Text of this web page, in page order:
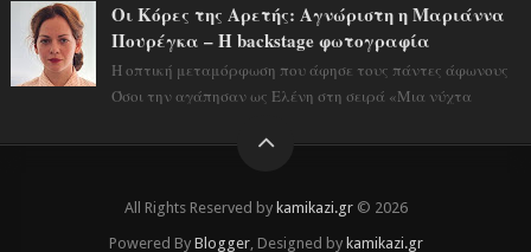
Οι Κόρες της Αρετής: Αγνώριστη η Μαριάννα
Πουρέγκα – H backstage φωτογραφία
Η οπτική μεταμόρφωση που άφησε τους πάντες άφωνους
Όσοι την αγάπησαν ως Ελένη στη σειρά «Μια νύχτα
All Rights Reserved by kamikazi.gr© 2026
Powered By Blogger, Designed by kamikazi.gr